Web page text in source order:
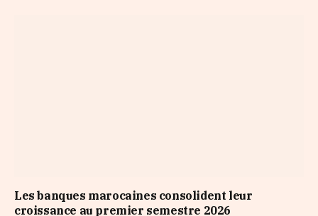
Les banques marocaines consolident leur
croissance au premier semestre 2026